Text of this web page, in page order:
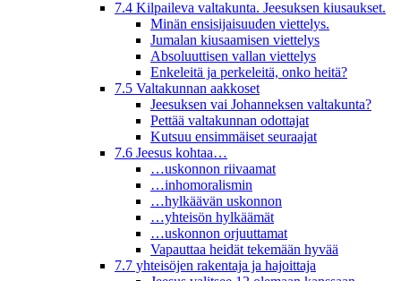
7.4 Kilpaileva valtakunta. Jeesuksen kiusaukset.
Minän ensisijaisuuden viettelys.
Jumalan kiusaamisen viettelys
Absoluuttisen vallan viettelys
Enkeleitä ja perkeleitä, onko heitä?
7.5 Valtakunnan aakkoset
Jeesuksen vai Johanneksen valtakunta?
Pettää valtakunnan odottajat
Kutsuu ensimmäiset seuraajat
7.6 Jeesus kohtaa…
…uskonnon riivaamat
…inhomoralismin
…hylkäävän uskonnon
…yhteisön hylkäämät
…uskonnon orjuuttamat
Vapauttaa heidät tekemään hyvää
7.7 yhteisöjen rakentaja ja hajoittaja